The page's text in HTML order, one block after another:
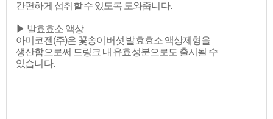
간편하게 섭취할 수 있도록 도와줍니다.
▶ 발효효소 액상
아미코젠(주)은 꽃송이버섯 발효효소 액상제형을
생산함으로써 드링크 내 유효성분으로도 출시될 수
있습니다.